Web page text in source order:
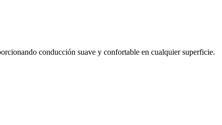
conducción suave y confortable en cualquier superficie.